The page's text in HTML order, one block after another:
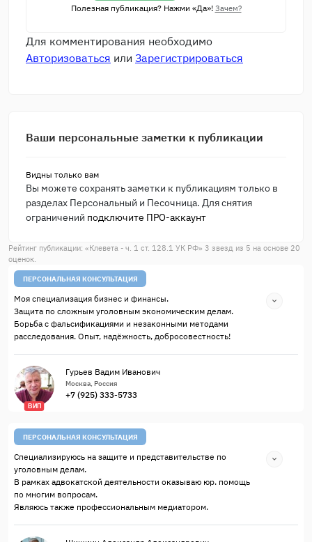
Полезная публикация? Нажми «Да»! Зачем?
Для комментирования необходимо
Авторизоваться или Зарегистрироваться
Ваши персональные заметки к публикации
Видны только вам
Вы можете сохранять заметки к публикациям только в
разделах Персональный и Песочница. Для снятия
ограничений подключите ПРО-аккаунт
Рейтинг публикации: «Клевета - ч. 1 ст. 128.1 УК РФ» 3 звезд из 5 на основе 20
оценок.
ПЕРСОНАЛЬНАЯ КОНСУЛЬТАЦИЯ
Моя специализация бизнес и финансы.
Защита по сложным уголовным экономическим делам.
Борьба с фальсификациями и незаконными методами
расследования. Опыт, надёжность, добросовестность!
ВИП
Гурьев Вадим Иванович
Москва, Россия
+7 (925) 333-5733
ПЕРСОНАЛЬНАЯ КОНСУЛЬТАЦИЯ
Специализируюсь на защите и представительстве по
уголовным делам.
В рамках адвокатской деятельности оказываю юр. помощь
по многим вопросам.
Являюсь также профессиональным медиатором.